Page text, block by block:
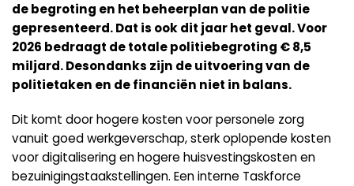
de begroting en het beheerplan van de politie
gepresenteerd. Dat is ook dit jaar het geval. Voor
2026 bedraagt de totale politiebegroting € 8,5
miljard. Desondanks zijn de uitvoering van de
politietaken en de financiën niet in balans.
Dit komt door hogere kosten voor personele zorg
vanuit goed werkgeverschap, sterk oplopende kosten
voor digitalisering en hogere huisvestingskosten en
bezuinigingstaakstellingen. Een interne Taskforce